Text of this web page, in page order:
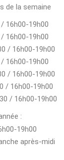
de la semaine
16h00-19h00
16h00-19h00
/ 16h00-19h00
16h00-19h00
/ 16h00-19h00
/ 16h00-19h00
/ 16h00-19h00
:
19h00
après-midi